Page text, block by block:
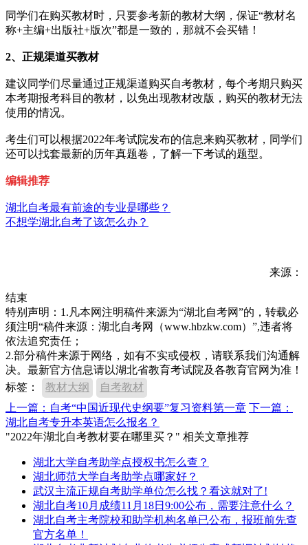
同学们在购买教材时，只要参考新的教材大纲，保证“教材名
称+主编+出版社+版次”都是一致的，那就不会买错！
2、正规渠道买教材
建议同学们尽量通过正规渠道购买自考教材，每个考期只购买
本考期报考科目的教材，以免出现教材改版，购买的教材无法
使用的情况。
考生们可以根据2022年考试院发布的信息来购买教材，同学们
还可以找套最新的历年真题卷，了解一下考试的题型。
编辑推荐
湖北自考最有前途的专业是哪些？
不想学湖北自考了该怎么办？
来源：
结束
特别声明：1.凡本网注明稿件来源为“湖北自考网”的，转载必
须注明“稿件来源：湖北自考网（www.hbzkw.com）”,违者将
依法追究责任；
2.部分稿件来源于网络，如有不实或侵权，请联系我们沟通解
决。最新官方信息请以湖北省教育考试院及各教育官网为准！
标签：
教材大纲
自考教材
上一篇：自考“中国近现代史纲要”复习资料第一章 下一篇：
湖北自考专升本英语怎么报名？
"2022年湖北自考教材要在哪里买？" 相关文章推荐
湖北大学自考助学点授权书怎么查？
湖北师范大学自考助学点哪家好？
武汉主流正规自考助学单位怎么找？看这就对了!
湖北自考10月成绩11月18日9:00公布，需要注意什么？
湖北自考主考院校和助学机构名单已公布，报班前先查
官方名单！